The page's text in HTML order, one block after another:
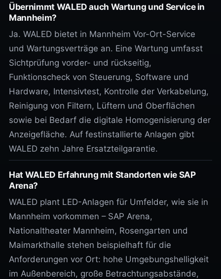
Übernimmt WALED auch Wartung und Service in
Mannheim?
Ja. WALED bietet in Mannheim Vor-Ort-Service
und Wartungsverträge an. Eine Wartung umfasst
Sichtprüfung vorder- und rückseitig,
Funktionscheck von Steuerung, Software und
Hardware, Intensivtest, Kontrolle der Verkabelung,
Reinigung von Filtern, Lüftern und Oberflächen
sowie bei Bedarf die digitale Homogenisierung der
Anzeigefläche. Auf festinstallierte Anlagen gibt
WALED zehn Jahre Ersatzteilgarantie.
Hat WALED Erfahrung mit Standorten wie SAP
Arena?
WALED plant LED-Anlagen für Umfelder, wie sie in
Mannheim vorkommen – SAP Arena,
Nationaltheater Mannheim, Rosengarten und
Maimarkthalle stehen beispielhaft für die
Anforderungen vor Ort: hohe Umgebungshelligkeit
im Außenbereich, große Betrachtungsabstände,